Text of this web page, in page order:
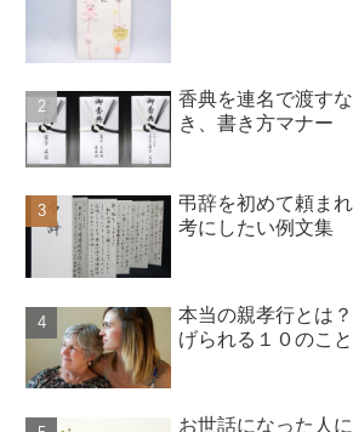
香典を連名で渡す
き、書き方マナー
弔辞を初めて頼ま
考にしたい例文集
本当の親孝行とは
げられる１０のこと
お世話になった人